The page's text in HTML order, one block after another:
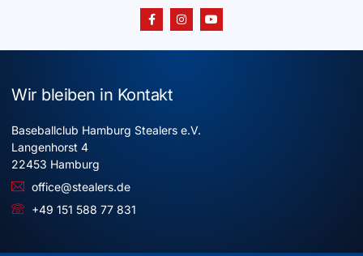
Wir bleiben in Kontakt
Baseballclub Hamburg Stealers e.V.
Langenhorst 4
22453 Hamburg
office@stealers.de
+49 151 588 77 831